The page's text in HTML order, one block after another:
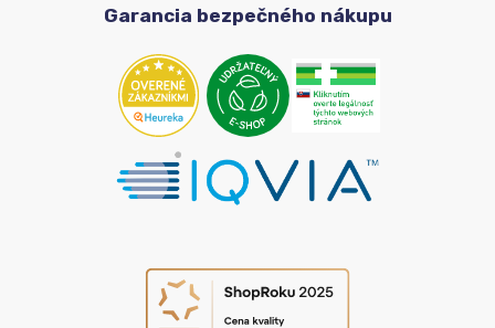
Garancia bezpečného nákupu